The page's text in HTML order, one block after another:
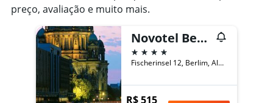
preço, avaliação e muito mais.
Novotel Berlin Mitte
4 estrelas
Fischerinsel 12, Berlim, Alemanha
R$ 515